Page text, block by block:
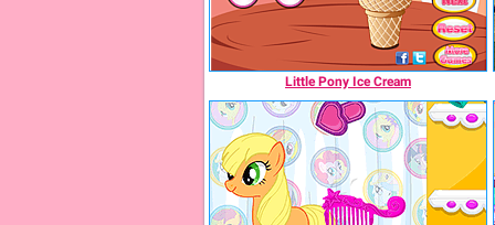
Little Pony Ice Cream